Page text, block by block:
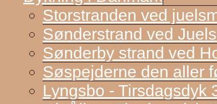
Storstranden ved
Sønderstrand ved
Sønderby strand ved
Søspejderne den aller
Lyngsbo - Tirsdagsdyk